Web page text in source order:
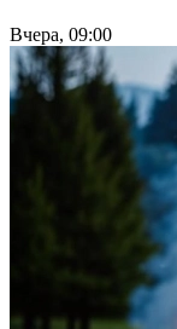
Вчера, 09:00